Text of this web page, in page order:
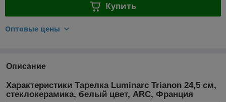
Купить
Оптовые цены
Описание
Характеристики Тарелка Luminarc Trianon 24,5 см,
стеклокерамика, белый цвет, ARC, Франция